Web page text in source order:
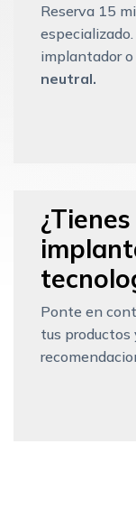
Reserva 15
implantador o
neutral.
Ponte en
tus productos